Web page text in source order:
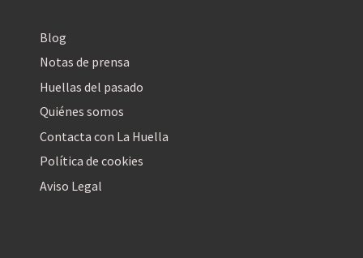
Blog
Notas de prensa
Huellas del pasado
Quiénes somos
Contacta con La Huella
Política de cookies
Aviso Legal